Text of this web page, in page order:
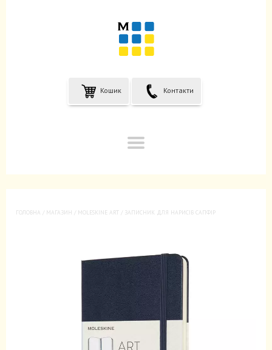
Кошик Контакти
ГОЛОВНА / МАГАЗИН / MOLESKINE ART / ЗАПИСНИК ДЛЯ НАРИСІВ САПФІР